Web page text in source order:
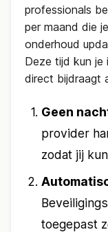
professionals
per maand die
onderhoud
Deze tijd kun je
direct bijdraagt
Geen
provider
zodat jij
toegepast